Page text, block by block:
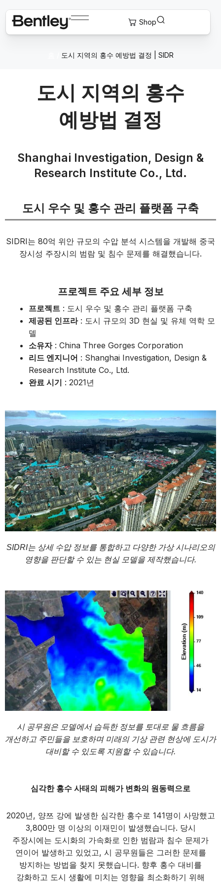
도시 지역의 홍수 예방법 결정 | SIDR
도시 지역의 홍수
예방법 결정
Shanghai Investigation, Design &
Research Institute Co., Ltd.
도시 우수 및 홍수 관리 플랫폼 구축
SIDRI는 80억 위안 규모의 수압 분석 시스템을 개발해 중국
장시성 주장시의 범람 및 침수 문제를 해결했습니다.
프로젝트 주요 세부 정보
프로젝트 : 도시 우수 및 홍수 관리 플랫폼 구축
제공된 인프라: 도시 규모의 3D 현실 및 유체 역학 모
델
소유자: China Three Gorges Corporation
리드 엔지니어 : Shanghai Investigation, Design &
Research Institute Co., Ltd.
완료 시기 : 2021년
SIDRI는 상세 수압 정보를 통합하고 다양한 가상 시나리오의
영향을 판단할 수 있는 현실 모델을 제작했습니다.
시 공무원은 모델에서 습득한 정보를 토대로 물 흐름을
개선하고 주민들을 보호하며 미래의 기상 관련 현상에 도시가
대비할 수 있도록 지원할 수 있습니다.
심각한 홍수 사태의 피해가 변화의 원동력으로
2020년, 양쯔 강에 발생한 심각한 홍수로 141명이 사망했고
3,800만 명 이상의 이재민이 발생했습니다. 당시
주장시에는 도시화의 가속화로 인한 범람과 침수 문제가
연이어 발생하고 있었고, 시 공무원들은 그러한 문제를
방지하는 방법을 찾지 못했습니다. 향후 홍수 대비를
강화하고 도시 생활에 미치는 영향을 최소화하기 위해